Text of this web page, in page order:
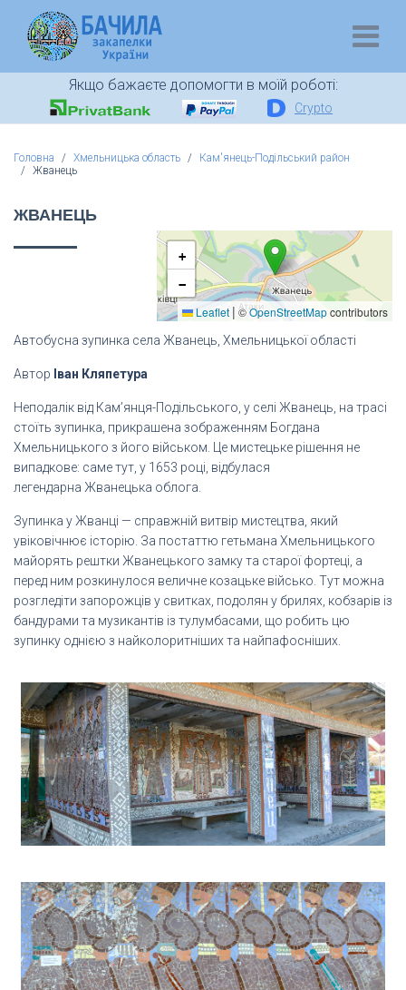
Якщо бажаєте допомогти в моїй роботі:
Crypto
Головна Хмельницька область
Кам'янець-Подільський район
Жванець
ЖВАНЕЦЬ
+
−
Leaflet | ©OpenStreetMapcontributors
Автобусна зупинка села Жванець, Хмельницької області
Автор Іван Кляпетура
Неподалік від Кам’янця-Подільського, у селі Жванець, на трасі
стоїть зупинка, прикрашена зображенням Богдана
Хмельницького з його військом. Це мистецьке рішення не
випадкове: саме тут, у 1653 році, відбулася
легендарна Жванецька облога.
Зупинка у Жванці — справжній витвір мистецтва, який
увіковічнює історію. За постаттю гетьмана Хмельницького
майорять рештки Жванецького замку та старої фортеці, а
перед ним розкинулося величне козацьке військо. Тут можна
розгледіти запорожців у свитках, подолян у брилях, кобзарів із
бандурами та музикантів із тулумбасами, що робить цю
зупинку однією з найколоритніших та найпафосніших.